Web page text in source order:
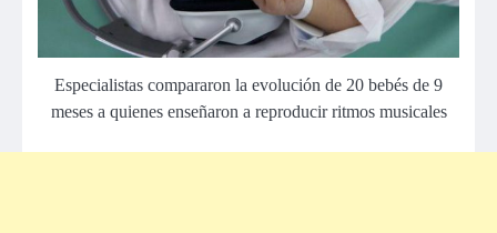
Especialistas compararon la evolución de 20 bebés de 9
meses a quienes enseñaron a reproducir ritmos musicales